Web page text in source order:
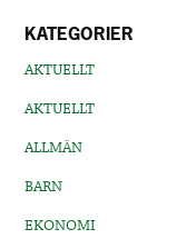
KATEGORIER
AKTUELLT
AKTUELLT
ALLMÄN
BARN
EKONOMI